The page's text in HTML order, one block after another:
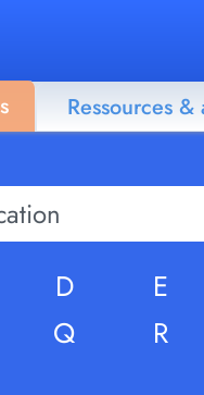
Ressources
D E
Q R